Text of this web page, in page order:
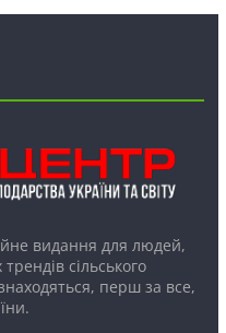
видання для людей,
сільського
перш за все,